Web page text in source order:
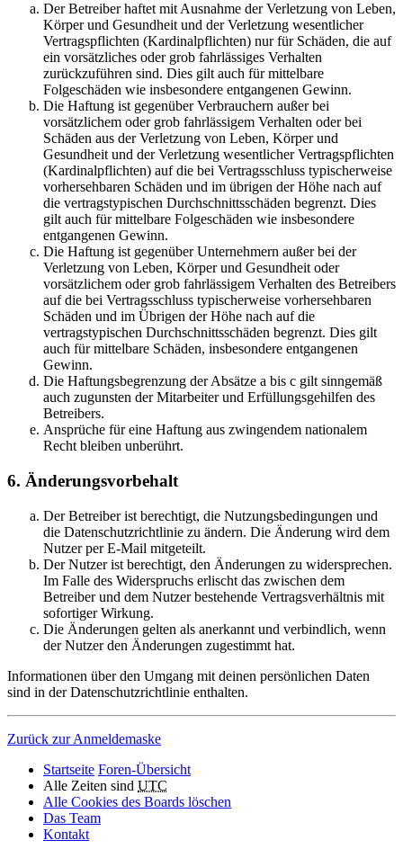
Der Betreiber haftet mit Ausnahme der Verletzung von Leben,
Körper und Gesundheit und der Verletzung wesentlicher
Vertragspflichten (Kardinalpflichten) nur für Schäden, die auf
ein vorsätzliches oder grob fahrlässiges Verhalten
zurückzuführen sind. Dies gilt auch für mittelbare
Folgeschäden wie insbesondere entgangenen Gewinn.
Die Haftung ist gegenüber Verbrauchern außer bei
vorsätzlichem oder grob fahrlässigem Verhalten oder bei
Schäden aus der Verletzung von Leben, Körper und
Gesundheit und der Verletzung wesentlicher Vertragspflichten
(Kardinalpflichten) auf die bei Vertragsschluss typischerweise
vorhersehbaren Schäden und im übrigen der Höhe nach auf
die vertragstypischen Durchschnittsschäden begrenzt. Dies
gilt auch für mittelbare Folgeschäden wie insbesondere
entgangenen Gewinn.
Die Haftung ist gegenüber Unternehmern außer bei der
Verletzung von Leben, Körper und Gesundheit oder
vorsätzlichem oder grob fahrlässigem Verhalten des Betreibers
auf die bei Vertragsschluss typischerweise vorhersehbaren
Schäden und im Übrigen der Höhe nach auf die
vertragstypischen Durchschnittsschäden begrenzt. Dies gilt
auch für mittelbare Schäden, insbesondere entgangenen
Gewinn.
Die Haftungsbegrenzung der Absätze a bis c gilt sinngemäß
auch zugunsten der Mitarbeiter und Erfüllungsgehilfen des
Betreibers.
Ansprüche für eine Haftung aus zwingendem nationalem
Recht bleiben unberührt.
6. Änderungsvorbehalt
Der Betreiber ist berechtigt, die Nutzungsbedingungen und
die Datenschutzrichtlinie zu ändern. Die Änderung wird dem
Nutzer per E-Mail mitgeteilt.
Der Nutzer ist berechtigt, den Änderungen zu widersprechen.
Im Falle des Widerspruchs erlischt das zwischen dem
Betreiber und dem Nutzer bestehende Vertragsverhältnis mit
sofortiger Wirkung.
Die Änderungen gelten als anerkannt und verbindlich, wenn
der Nutzer den Änderungen zugestimmt hat.
Informationen über den Umgang mit deinen persönlichen Daten
sind in der Datenschutzrichtlinie enthalten.
Zurück zur Anmeldemaske
Startseite Foren-Übersicht
Alle Zeiten sind UTC
Alle Cookies des Boards löschen
Das Team
Kontakt